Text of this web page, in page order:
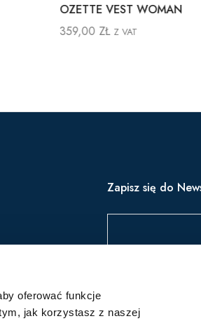
oferować funkcje
jak korzystasz z naszej
OZETTE VEST WOMAN
359,00 ZŁ Z VAT
Zapisz się do
Zapisz się, aby